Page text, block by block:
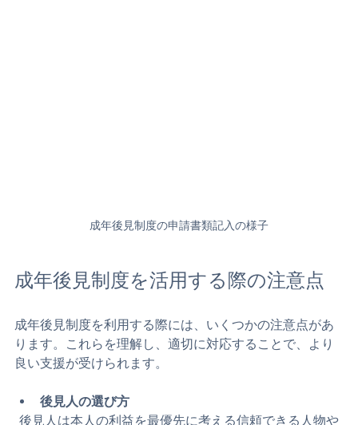
成年後見制度を活用する際の注意点
成年後見制度を利用する際には、いくつかの注意点があ
良い支援が受けられます。